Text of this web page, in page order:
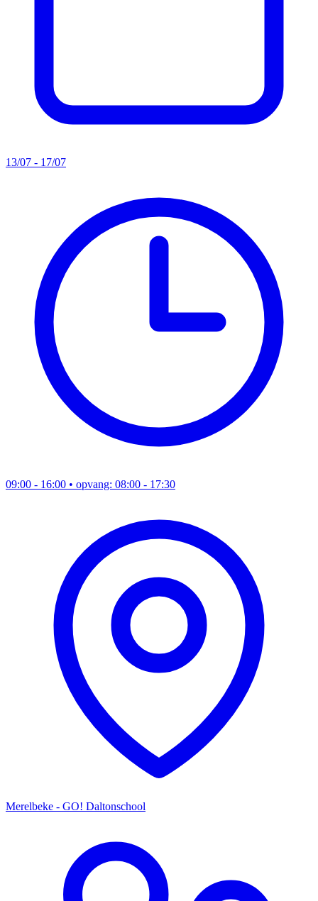
13/07 - 17/07
09:00 - 16:00 • opvang: 08:00 - 17:30
Merelbeke - GO! Daltonschool